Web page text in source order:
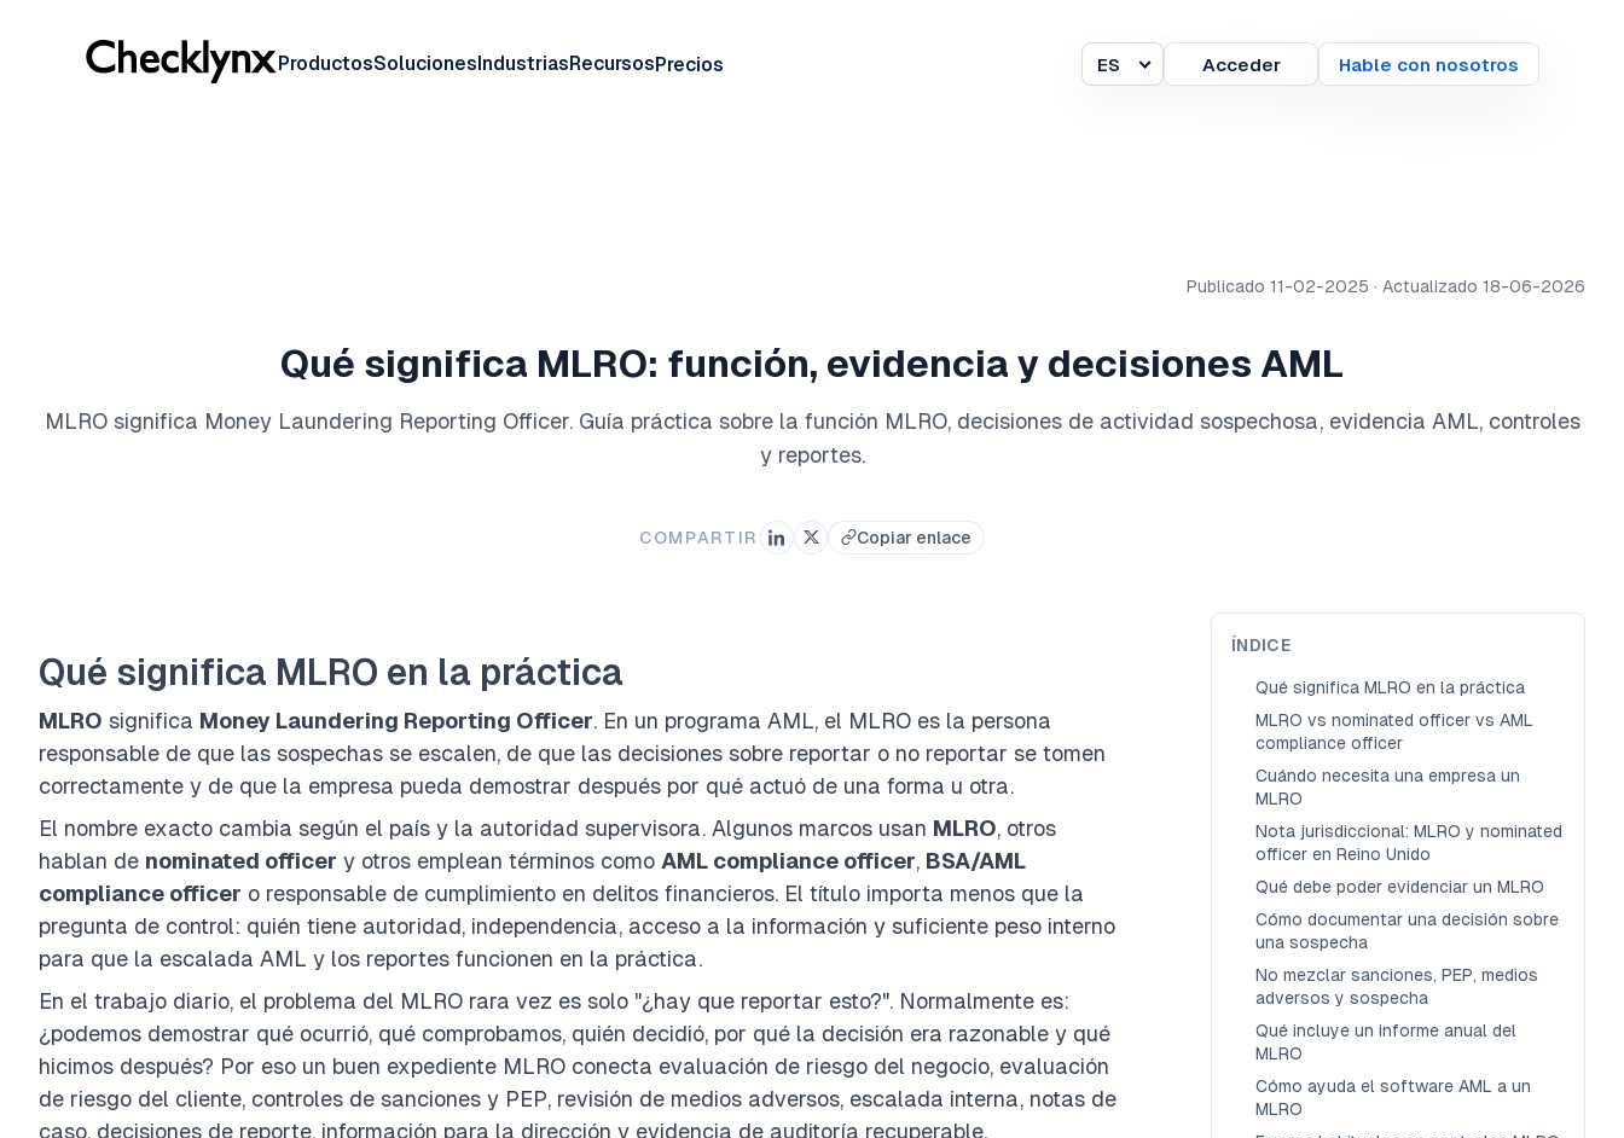
ProductosSoluciones Industrias Recursos Precios
Idioma
ES Acceder Hable con nosotros
Publicado 11-02-2025 · Actualizado 18-06-2026
Qué significa MLRO: función, evidencia y decisiones AML
MLRO significa Money Laundering Reporting Officer. Guía práctica sobre la función MLRO, decisiones de actividad sospechosa, evidencia AML, controles
y reportes.
COMPARTIR Copiar enlace
Qué significa MLRO en la práctica
MLRO significa Money Laundering Reporting Officer. En un programa AML, el MLRO es la persona
responsable de que las sospechas se escalen, de que las decisiones sobre reportar o no reportar se tomen
correctamente y de que la empresa pueda demostrar después por qué actuó de una forma u otra.
El nombre exacto cambia según el país y la autoridad supervisora. Algunos marcos usan MLRO, otros
hablan de nominated officer y otros emplean términos como AML compliance officer, BSA/AML
compliance officer o responsable de cumplimiento en delitos financieros. El título importa menos que la
pregunta de control: quién tiene autoridad, independencia, acceso a la información y suficiente peso interno
para que la escalada AML y los reportes funcionen en la práctica.
En el trabajo diario, el problema del MLRO rara vez es solo "¿hay que reportar esto?". Normalmente es:
¿podemos demostrar qué ocurrió, qué comprobamos, quién decidió, por qué la decisión era razonable y qué
hicimos después? Por eso un buen expediente MLRO conecta evaluación de riesgo del negocio, evaluación
de riesgo del cliente, controles de sanciones y PEP, revisión de medios adversos, escalada interna, notas de
caso, decisiones de reporte, información para la dirección y evidencia de auditoría recuperable.
ÍNDICE
Qué significa MLRO en la práctica
MLRO vs nominated officer vs AML
compliance officer
Cuándo necesita una empresa un
MLRO
Nota jurisdiccional: MLRO y nominated
officer en Reino Unido
Qué debe poder evidenciar un MLRO
Cómo documentar una decisión sobre
una sospecha
No mezclar sanciones, PEP, medios
adversos y sospecha
Qué incluye un informe anual del
MLRO
Cómo ayuda el software AML a un
MLRO